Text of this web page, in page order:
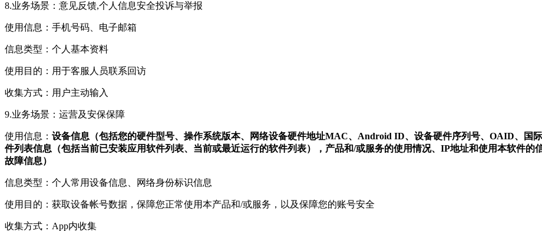
8.业务场景：意见反馈,个人信息安全投诉与举报
使用信息：手机号码、电子邮箱
信息类型：个人基本资料
使用目的：用于客服人员联系回访
收集方式：用户主动输入
9.业务场景：运营及安保保障
使用信息： 设备信息（包括您的硬件型号、操作系统版本、网络设备硬件地址MAC、Android ID、设备硬件序列号、OAID、
件列表信息（包括当前已安装应用软件列表、当前或最近运行的软件列表），产品和/或服务的使用情况、IP地址和使用本软件
故障信息）
信息类型：个人常用设备信息、网络身份标识信息
使用目的：获取设备帐号数据，保障您正常使用本产品和/或服务，以及保障您的账号安全
收集方式：App内收集